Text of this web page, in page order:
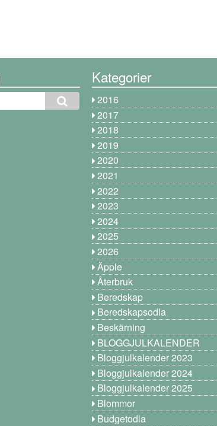
Kategorier
2016
2017
2018
2019
2020
2021
2022
2023
2024
2025
2026
Äpple
Återbruk
Beredskap
Beredskapsodla
Beskärning
BLOGGJULKALENDER
Bloggjulkalender 2023
Bloggjulkalender 2024
Bloggjulkalender 2025
Blommor
Budgetodla